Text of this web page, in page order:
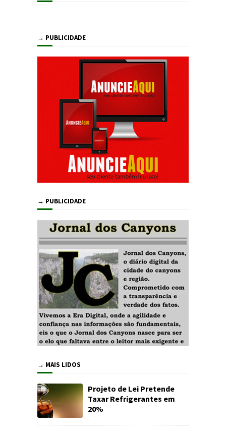
→ PUBLICIDADE
→ PUBLICIDADE
→ MAIS LIDOS
Projeto de Lei Pretende
Taxar Refrigerantes em
20%